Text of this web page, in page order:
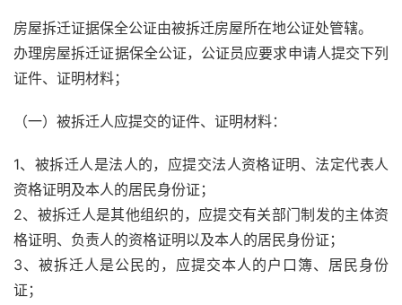
房屋拆迁证据保全公证由被拆迁房屋所在地公证处管辖。
办理房屋拆迁证据保全公证，公证员应要求申请人提交下列
证件、证明材料；
（一）被拆迁人应提交的证件、证明材料：
1、被拆迁人是法人的，应提交法人资格证明、法定代表人
资格证明及本人的居民身份证；
2、被拆迁人是其他组织的，应提交有关部门制发的主体资
格证明、负责人的资格证明以及本人的居民身份证；
3、被拆迁人是公民的，应提交本人的户口簿、居民身份
证；